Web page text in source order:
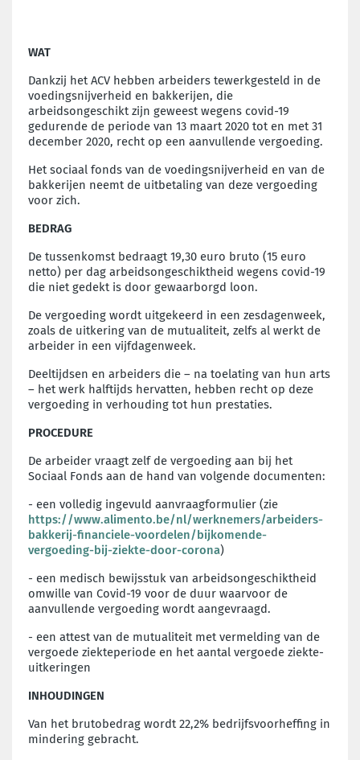
WAT
Dankzij het ACV hebben arbeiders tewerkgesteld in de
voedingsnijverheid en bakkerijen, die
arbeidsongeschikt zijn geweest wegens covid-19
gedurende de periode van 13 maart 2020 tot en met 31
december 2020, recht op een aanvullende vergoeding.
Het sociaal fonds van de voedingsnijverheid en van de
bakkerijen neemt de uitbetaling van deze vergoeding
voor zich.
BEDRAG
De tussenkomst bedraagt 19,30 euro bruto (15 euro
netto) per dag arbeidsongeschiktheid wegens covid-19
die niet gedekt is door gewaarborgd loon.
De vergoeding wordt uitgekeerd in een zesdagenweek,
zoals de uitkering van de mutualiteit, zelfs al werkt de
arbeider in een vijfdagenweek.
Deeltijdsen en arbeiders die – na toelating van hun arts
– het werk halftijds hervatten, hebben recht op deze
vergoeding in verhouding tot hun prestaties.
PROCEDURE
De arbeider vraagt zelf de vergoeding aan bij het
Sociaal Fonds aan de hand van volgende documenten:
- een volledig ingevuld aanvraagformulier (zie
https://www.alimento.be/nl/werknemers/arbeiders-
bakkerij-financiele-voordelen/bijkomende-
vergoeding-bij-ziekte-door-corona)
- een medisch bewijsstuk van arbeidsongeschiktheid
omwille van Covid-19 voor de duur waarvoor de
aanvullende vergoeding wordt aangevraagd.
- een attest van de mutualiteit met vermelding van de
vergoede ziekteperiode en het aantal vergoede ziekte-
uitkeringen
INHOUDINGEN
Van het brutobedrag wordt 22,2% bedrijfsvoorheffing in
mindering gebracht.